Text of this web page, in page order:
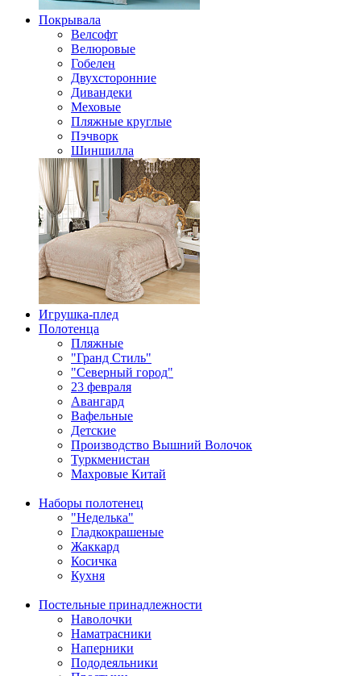
Покрывала
Велсофт
Велюровые
Гобелен
Двухсторонние
Дивандеки
Меховые
Пляжные круглые
Пэчворк
Шиншилла
Игрушка-плед
Полотенца
Пляжные
"Гранд Стиль"
"Северный город"
23 февраля
Авангард
Вафельные
Детские
Производство Вышний Волочок
Туркменистан
Махровые Китай
Наборы полотенец
"Неделька"
Гладкокрашеные
Жаккард
Косичка
Кухня
Постельные принадлежности
Наволочки
Наматрасники
Наперники
Пододеяльники